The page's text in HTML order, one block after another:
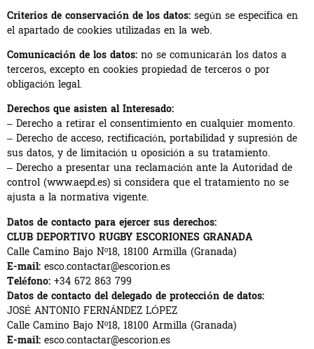
Criterios de conservación de los datos: según se especifica en
el apartado de cookies utilizadas en la web.
Comunicación de los datos: no se comunicarán los datos a
terceros, excepto en cookies propiedad de terceros o por
obligación legal.
Derechos que asisten al Interesado:
– Derecho a retirar el consentimiento en cualquier momento.
– Derecho de acceso, rectificación, portabilidad y supresión de
sus datos, y de limitación u oposición a su tratamiento.
– Derecho a presentar una reclamación ante la Autoridad de
control (www.aepd.es) si considera que el tratamiento no se
ajusta a la normativa vigente.
Datos de contacto para ejercer sus derechos:
CLUB DEPORTIVO RUGBY ESCORIONES GRANADA
Calle Camino Bajo Nº18, 18100 Armilla (Granada)
E-mail: esco.contactar@escorion.es
Teléfono: +34 672 863 799
Datos de contacto del delegado de protección de datos:
JOSÉ ANTONIO FERNÁNDEZ LÓPEZ
Calle Camino Bajo Nº18, 18100 Armilla (Granada)
E-mail: esco.contactar@escorion.es